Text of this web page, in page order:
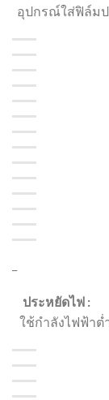
อุปกรณ์ใส่ฟิล์ม
ประหยัดไฟ :
ใช้กำลังไฟฟ้าต่